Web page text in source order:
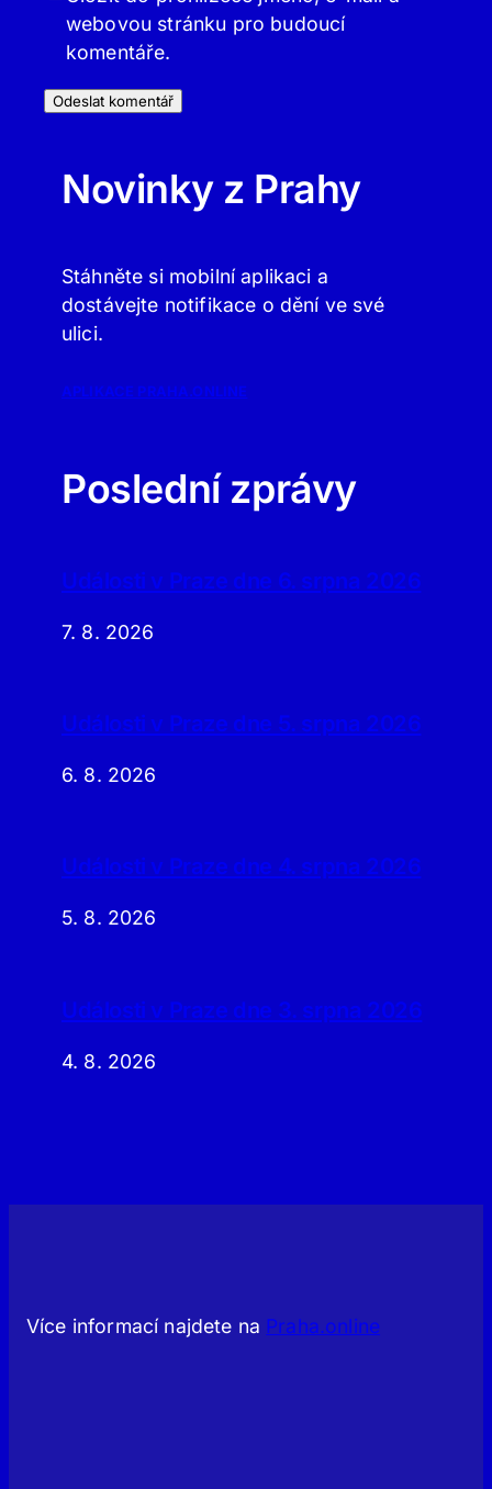
webovou stránku pro budoucí
komentáře.
Novinky z Prahy
Stáhněte si mobilní aplikaci a
dostávejte notifikace o dění ve své
ulici.
APLIKACE PRAHA.ONLINE
Poslední zprávy
Události v Praze dne 6. srpna 2026
7. 8. 2026
Události v Praze dne 5. srpna 2026
6. 8. 2026
Události v Praze dne 4. srpna 2026
5. 8. 2026
Události v Praze dne 3. srpna 2026
4. 8. 2026
Více informací najdete na Praha.online